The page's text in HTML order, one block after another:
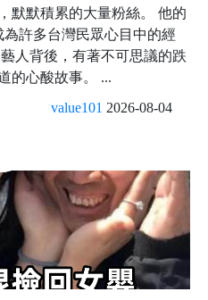
默默積累的大量粉絲。 他的
許多台灣民眾心目中的經
人背後，有著不可思議的跌
的心酸故事。 ...
value101 2026-08-04